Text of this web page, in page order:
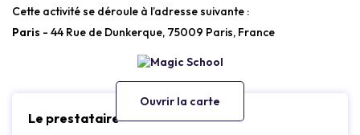
Cette activité se déroule à l’adresse suivante :
Paris - 44 Rue de Dunkerque, 75009 Paris, France
Ouvrir la carte
Le prestataire